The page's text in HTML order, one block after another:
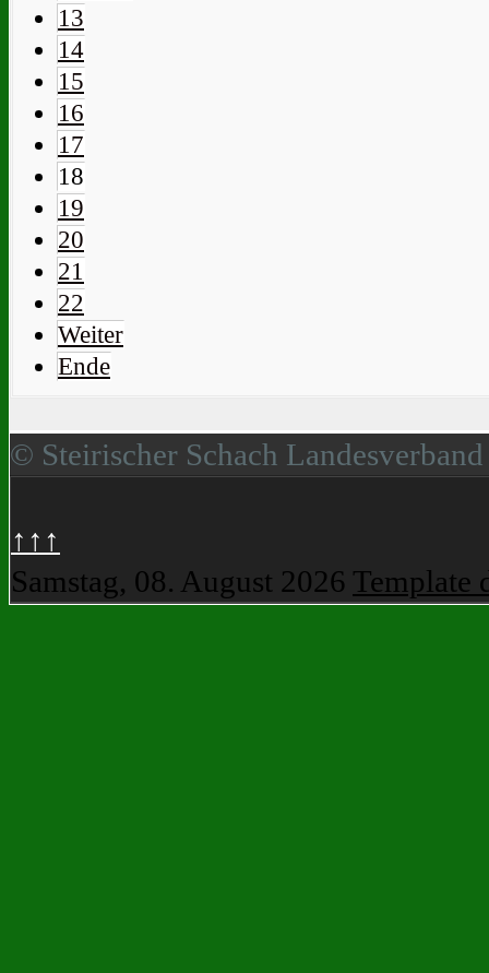
13
14
15
16
17
18
19
20
21
22
Weiter
Ende
© Steirischer Schach Landesverband
↑↑↑
Samstag, 08. August 2026 Template